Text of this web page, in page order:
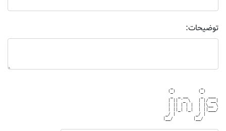
توضیحات:
  (_)         (_)
  | || '_ \   | |/ __|
  | || | | |  | |\__ \
  | ||_| |_|  | ||___/
_/ |        _/ |